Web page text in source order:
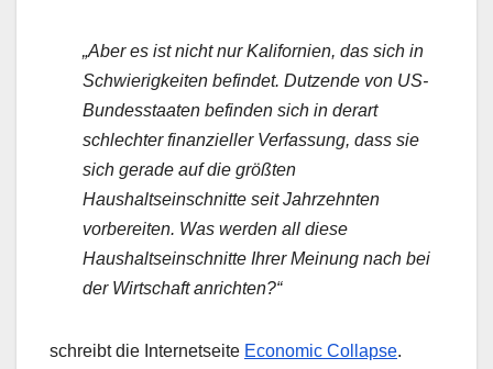
„Aber es ist nicht nur Kalifornien, das sich in
Schwierigkeiten befindet. Dutzende von US-
Bundesstaaten befinden sich in derart
schlechter finanzieller Verfassung, dass sie
sich gerade auf die größten
Haushaltseinschnitte seit Jahrzehnten
vorbereiten. Was werden all diese
Haushaltseinschnitte Ihrer Meinung nach bei
der Wirtschaft anrichten?“
schreibt die Internetseite Economic Collapse.